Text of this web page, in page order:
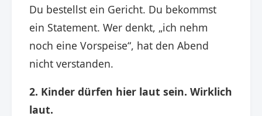
Du bestellst ein Gericht. Du bekommst
ein Statement. Wer denkt, „ich nehm
noch eine Vorspeise“, hat den Abend
nicht verstanden.
2. Kinder dürfen hier laut sein. Wirklich
laut.